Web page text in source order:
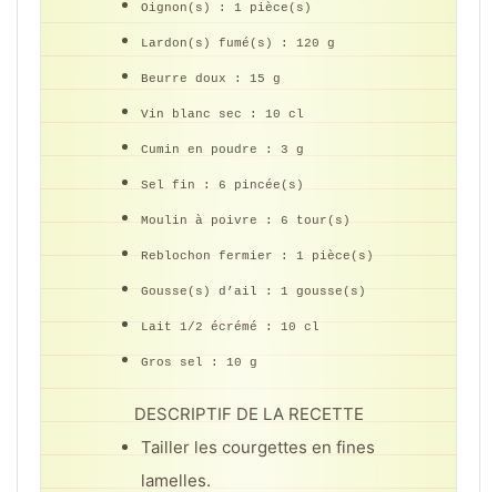
Oignon(s) : 1 pièce(s)
Lardon(s) fumé(s) : 120 g
Beurre doux : 15 g
Vin blanc sec : 10 cl
Cumin en poudre : 3 g
Sel fin : 6 pincée(s)
Moulin à poivre : 6 tour(s)
Reblochon fermier : 1 pièce(s)
Gousse(s) d’ail : 1 gousse(s)
Lait 1/2 écrémé : 10 cl
Gros sel : 10 g
DESCRIPTIF DE LA RECETTE
Tailler les courgettes en fines
lamelles.